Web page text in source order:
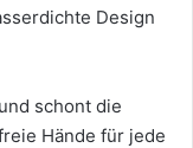
Design
schont die
Hände für jede